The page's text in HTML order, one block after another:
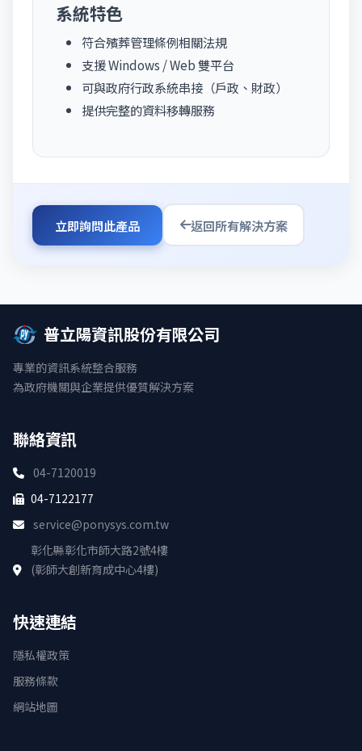
系統特色
符合殯葬管理條例相關法規
支援 Windows / Web 雙平台
可與政府行政系統串接（戶政、財政）
提供完整的資料移轉服務
立即詢問此產品 返回所有解決方案
普立陽資訊股份有限公司
專業的資訊系統整合服務
為政府機關與企業提供優質解決方案
聯絡資訊
04-7120019
04-7122177
service@ponysys.com.tw
彰化縣彰化市師大路2號4樓
(彰師大創新育成中心4樓)
快速連結
隱私權政策
服務條款
網站地圖